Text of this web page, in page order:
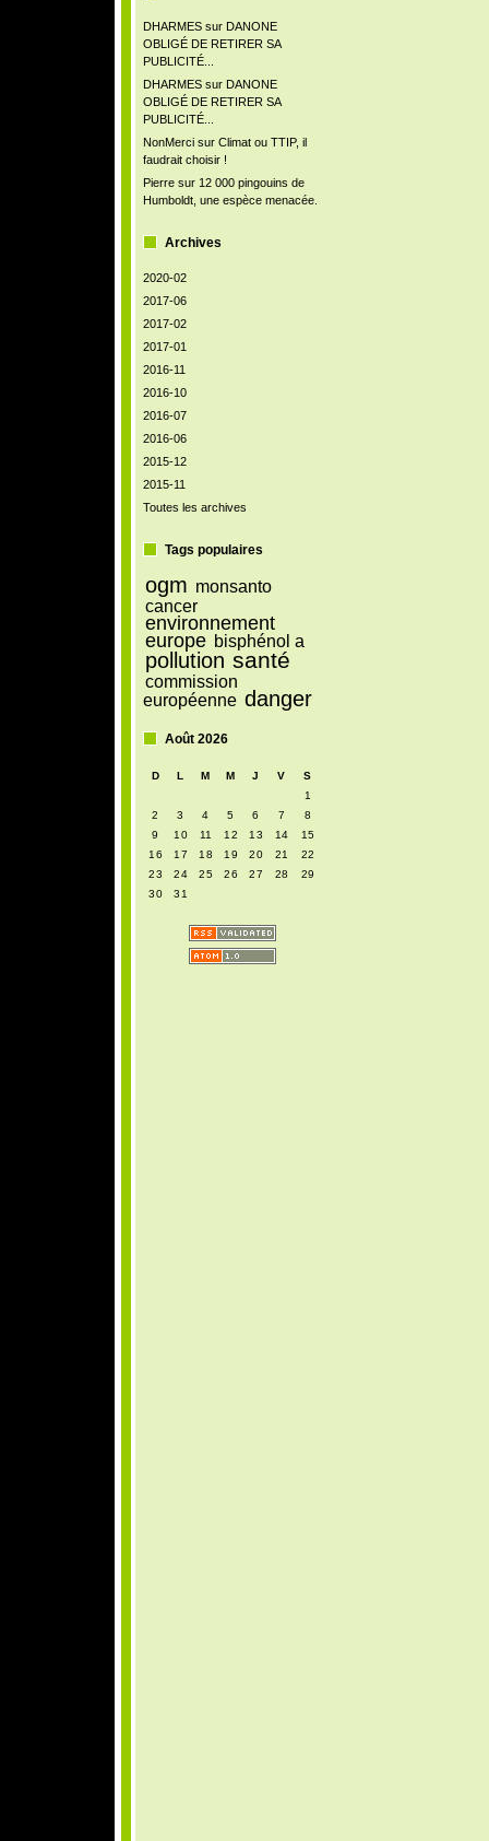
DHARMESsur DANONE
OBLIGÉ DE RETIRER SA
PUBLICITÉ...
DHARMESsur DANONE
OBLIGÉ DE RETIRER SA
PUBLICITÉ...
NonMercisur Climat ou TTIP, il
faudrait choisir !
Pierresur 12 000 pingouins de
Humboldt, une espèce menacée.
Archives
2020-02
2017-06
2017-02
2017-01
2016-11
2016-10
2016-07
2016-06
2015-12
2015-11
Toutes les archives
Tags populaires
ogm monsanto
cancer
environnement
europe bisphénol a
pollution santé
commission
européenne danger
Août 2026
D L M M J V
S
1
2
3 4 5 6 7
8
9
10 11 12 13 14
15
16
17 18 19 20 21
22
23
24 25 26 27 28
29
30
31